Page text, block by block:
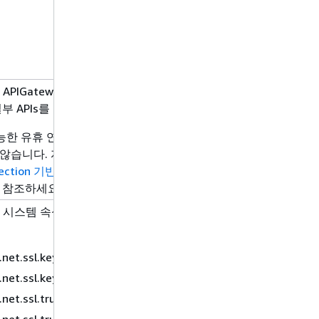
업데이트 작업
APIs를 지원하지 않음
한 유휴 연결 제한 시간을
습니다. 자세한 내용은
기반 HTTP 클라이언
참조하세요.
스템 속성은 지원되지 않